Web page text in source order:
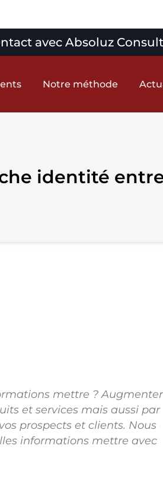
avec Absoluz
Notre méthode
identité
mettre ? Augmenter
et services mais aussi par
prospects et clients. Nous
informations mettre avec